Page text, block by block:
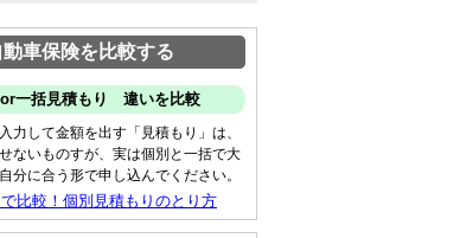
動車保険を比較する
一括見積もり 違いを比較
力して金額を出す「見積もり」は、
ないものすが、実は個別と一括で大
分に合う形で申し込んでください。
比較！個別見積もりのとり方